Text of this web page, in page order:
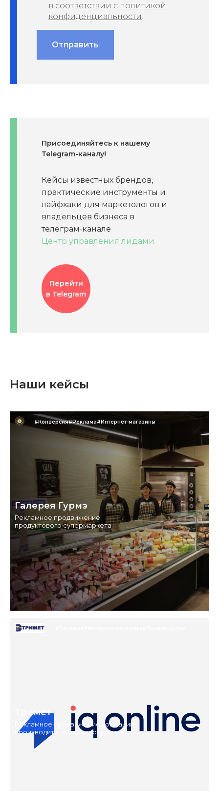
в соответствии с политикой
конфиденциальности
Отправить
Присоединяйтесь к нашему
Telegram-каналу!
Кейсы известных брендов,
практические инструменты и
лайфхаки для маркетологов и
владельцев бизнеса в
телеграм‑канале
Центр управления лидами
Перейти
в Telegram
Наши кейсы
#Конверсия#Реклама#Интернет-магазины
Галерея Гурмэ
Рекламное продвижение
продуктового супермаркета
Тримет
Рекламное продвижение компании-
производителя металлопроката